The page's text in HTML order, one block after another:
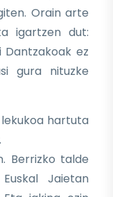
Orain arte
igartzen dut:
ez
gura nituzke
hartuta
Berrizko talde
Jaietan